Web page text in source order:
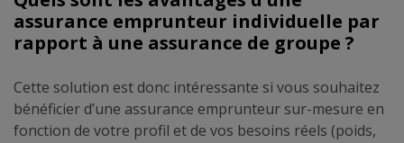
assurance emprunteur individuelle par
rapport à une assurance de groupe ?
Cette solution est donc intéressante si vous souhaitez
bénéficier d’une assurance emprunteur sur-mesure en
fonction de votre profil et de vos besoins réels (poids,